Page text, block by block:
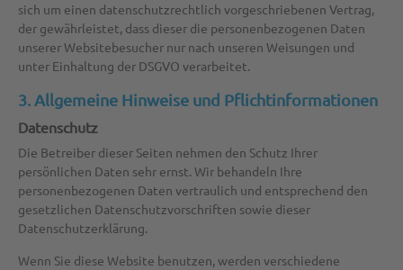
sich um einen datenschutzrechtlich vorgeschriebenen Vertrag,
der gewährleistet, dass dieser die personenbezogenen Daten
unserer Websitebesucher nur nach unseren Weisungen und
unter Einhaltung der DSGVO verarbeitet.
3. Allgemeine Hinweise und Pflicht­informationen
Datenschutz
Die Betreiber dieser Seiten nehmen den Schutz Ihrer
persönlichen Daten sehr ernst. Wir behandeln Ihre
personenbezogenen Daten vertraulich und entsprechend den
gesetzlichen Datenschutzvorschriften sowie dieser
Datenschutzerklärung.
Wenn Sie diese Website benutzen, werden verschiedene